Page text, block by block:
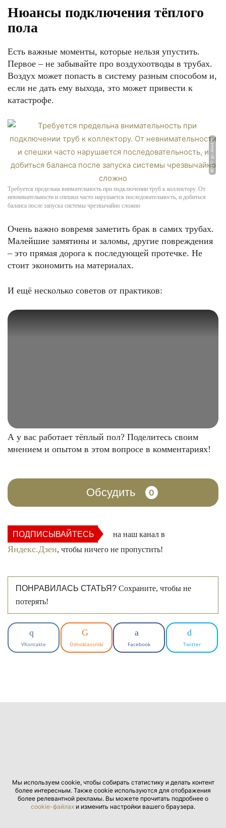
Нюансы подключения тёплого
пола
Есть важные моменты, которые нельзя упустить.
Первое – не забывайте про воздухоотводы в трубах.
Воздух может попасть в систему разным способом и,
если не дать ему выхода, это может привести к
катастрофе.
ФОТО: gc-sklad.ru
Требуется предельна внимательность при подключении труб к коллектору. От
невнимательности и спешки часто нарушается последовательность, и добиться
баланса после запуска системы чрезвычайно сложно
Очень важно вовремя заметить брак в самих трубах.
Малейшие замятины и заломы, другие повреждения
– это прямая дорога к последующей протечке. Не
стоит экономить на материалах.
И ещё несколько советов от практиков:
А у вас работает тёплый пол? Поделитесь своим
мнением и опытом в этом вопросе в комментариях!
Обсудить 0
ПОДПИСЫВАЙТЕСЬ на наш канал в
Яндекс.Дзен, чтобы ничего не пропустить!
ПОНРАВИЛАСЬ СТАТЬЯ? Сохраните, чтобы не
потерять!
VKontakte Odnoklassniki Facebook Twitter
Мы используем cookie, чтобы собирать статистику и делать контент
более интересным. Также cookie используются для отображения
более релевантной рекламы. Вы можете прочитать подробнее о
cookie-файлах и изменить настройки вашего браузера.